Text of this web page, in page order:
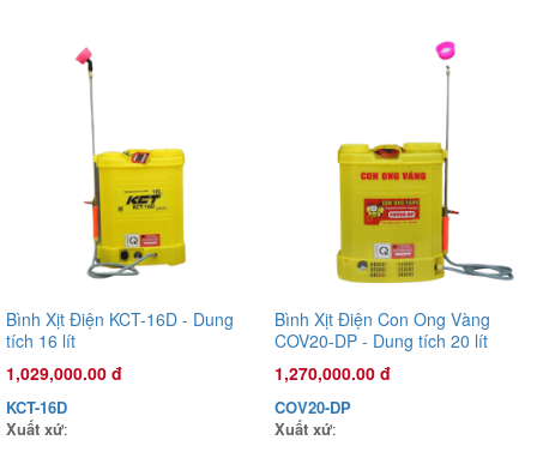
(hoạt động bằng sức kéo động cơ)
3,170,000.00 đ
OS35AT
Xuất xứ
Bình Xịt Điện KCT-16D - Dung
tích 16 lít
1,029,000.00 đ
KCT-16D
Xuất xứ:
Bình Xịt Điện Con Ong Vàng
COV20-DP - Dung tích 20 lít
1,270,000.00 đ
COV20-DP
Xuất xứ: